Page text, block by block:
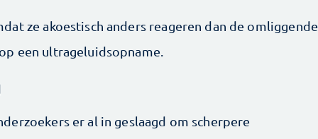
ze akoestisch anders reageren dan de omliggende
een ultrageluidsopname.
er al in geslaagd om scherpere